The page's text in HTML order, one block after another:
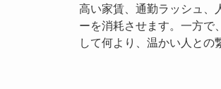
高い家賃、通勤ラッシュ、
ーを消耗させます。一方で
して何より、温かい人との